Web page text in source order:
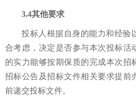
3.4其他要求
投标人根据自身的能力和经验
合考虑，决定是否参与本次投标活
的实力能够按期保质的完成本次招
招标公告及招标文件相关要求提前
前递交投标文件。